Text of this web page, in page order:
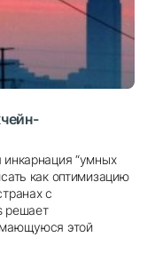
инкарнация “умных
как оптимизацию
с
решает
этой